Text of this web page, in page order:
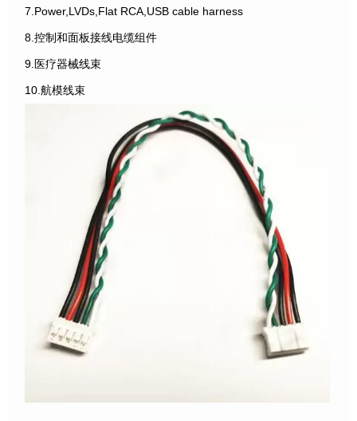
7.Power,LVDs,Flat RCA,USB cable harness
8.控制和面板接线电缆组件
9.医疗器械线束
10.航模线束